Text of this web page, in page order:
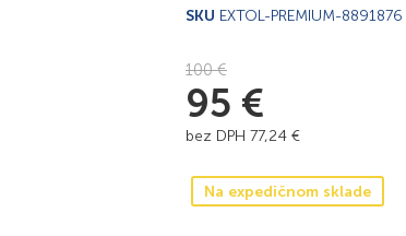
SKU EXTOL-PREMIUM-8891876
100€
95 €
bez DPH 77,24 €
Na expedičnom sklade